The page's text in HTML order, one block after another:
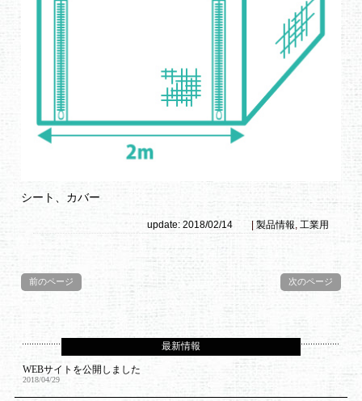
シート、カバー
update: 2018/02/14 |製品情報,工業用
前のページ 次のページ
最新情報
WEBサイトを公開しました
2018/04/29